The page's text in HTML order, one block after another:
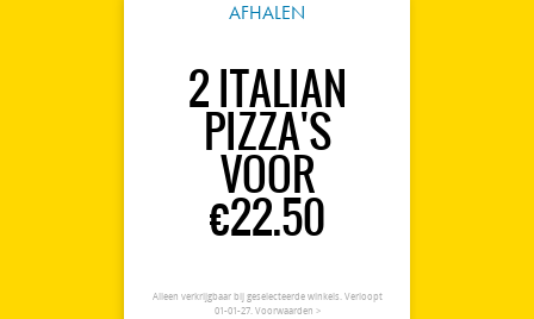
AFHALEN
2 ITALIAN
PIZZA'S
VOOR
€22.50
Alleen verkrijgbaar bij geselecteerde winkels. Verloopt
01-01-27. Voorwaarden >